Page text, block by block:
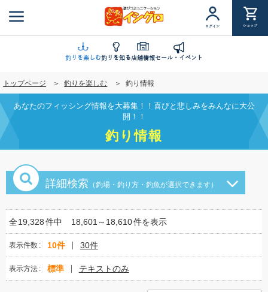
ン
に
移
動
ログイン ショップ
釣りを楽しむ釣りを知る店舗情報セール・イベント
トップページ 釣りを楽しむ 釣り情報
あなたのフィッシング情報を大募集！！喜びと悲しみをみんなに大公
開！！
釣り情報
詳細検索 （釣場・釣り方・釣魚が選択できます）
全19,328件中 18,601～18,610件を表示
表示件数 10件 30件
表示方法 標準 テキストのみ